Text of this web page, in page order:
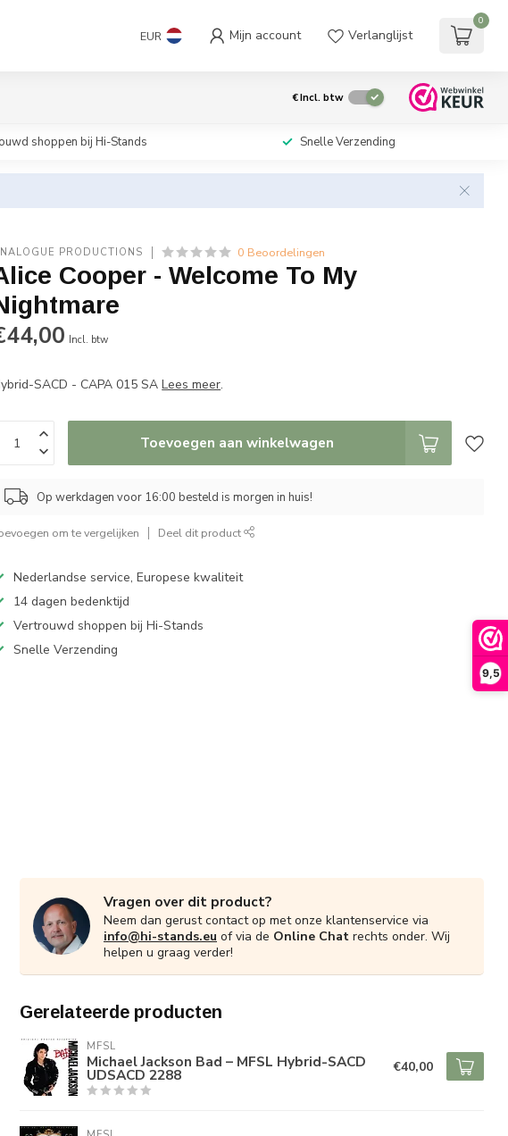
9,5
EUR Mijn account Verlanglijst
0
€Incl. btw
shoppen bij Hi-Stands Snelle Verzending
PRODUCTIONS 0 Beoordelingen
Cooper - Welcome To My
Incl. btw
SACD - CAPA 015 SALees meer.
Toevoegen aan winkelwagen
Op werkdagen voor 16:00 besteld is morgen in huis!
om te vergelijken Deel dit product
Nederlandse service, Europese kwaliteit
14 dagen bedenktijd
Vertrouwd shoppen bij Hi-Stands
Snelle Verzending
Vragen over dit product?
Neem dan gerust contact op met onze klantenservice via
info@hi-stands.eu of via de Online Chat rechts onder. Wij
helpen u graag verder!
Gerelateerde producten
MFSL
Michael Jackson Bad – MFSL Hybrid-SACD
UDSACD 2288 €40,00